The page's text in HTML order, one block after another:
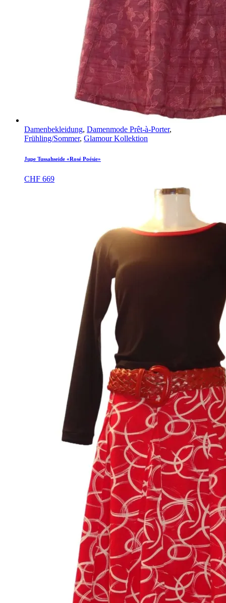
Damenbekleidung, Damenmode Prêt-à-Porter,
Frühling/Sommer, Glamour Kollektion
Jupe Tussahseide «Rosé Poésie»
CHF 669